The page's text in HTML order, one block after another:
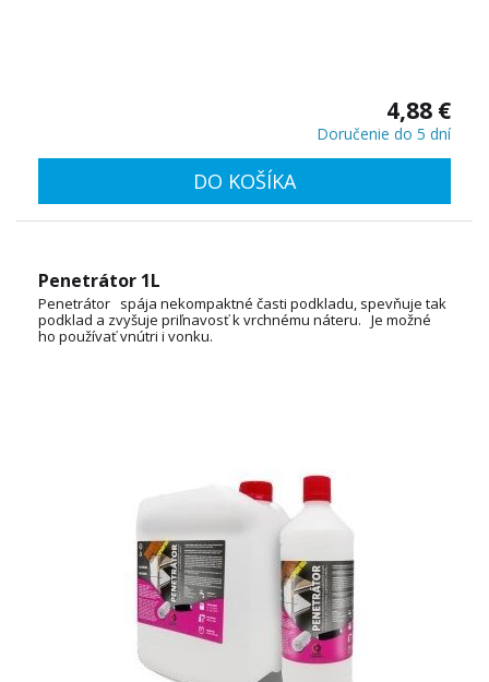
4,88 €
Doručenie do 5 dní
DO KOŠÍKA
Penetrátor 1L
Penetrátor spája nekompaktné časti podkladu, spevňuje tak
podklad a zvyšuje priľnavosť k vrchnému náteru. Je možné
ho používať vnútri i vonku.